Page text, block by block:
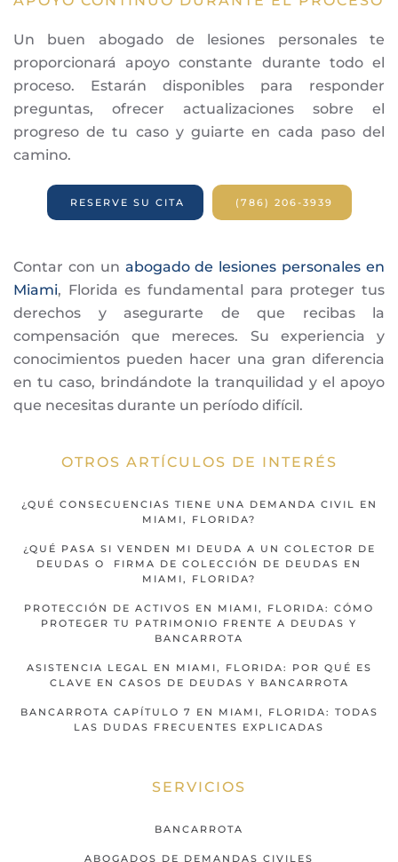
Un buen abogado de lesiones personales te
proporcionará apoyo constante durante todo el
proceso. Estarán disponibles para responder
preguntas, ofrecer actualizaciones sobre el
progreso de tu caso y guiarte en cada paso del
camino.
RESERVE SU CITA (786) 206-3939
Contar con un abogado de lesiones personales en
Miami, Florida es fundamental para proteger tus
derechos y asegurarte de que recibas la
compensación que mereces. Su experiencia y
conocimientos pueden hacer una gran diferencia
en tu caso, brindándote la tranquilidad y el apoyo
que necesitas durante un período difícil.
OTROS ARTÍCULOS DE INTERÉS
¿QUÉ CONSECUENCIAS TIENE UNA DEMANDA CIVIL EN
MIAMI, FLORIDA?
¿QUÉ PASA SI VENDEN MI DEUDA A UN COLECTOR DE
DEUDAS O FIRMA DE COLECCIÓN DE DEUDAS EN
MIAMI, FLORIDA?
PROTECCIÓN DE ACTIVOS EN MIAMI, FLORIDA: CÓMO
PROTEGER TU PATRIMONIO FRENTE A DEUDAS Y
BANCARROTA
ASISTENCIA LEGAL EN MIAMI, FLORIDA: POR QUÉ ES
CLAVE EN CASOS DE DEUDAS Y BANCARROTA
BANCARROTA CAPÍTULO 7 EN MIAMI, FLORIDA: TODAS
LAS DUDAS FRECUENTES EXPLICADAS
SERVICIOS
BANCARROTA
ABOGADOS DE DEMANDAS CIVILES